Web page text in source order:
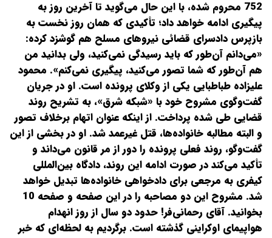
752 محروم شده، با این حال می‌گوید تا آخرین روز به
پیگیری ادامه خواهد داد؛ تأکیدی که همان روز نخست به
بازپرس دادسرای قضائی نیروهای مسلح هم گوشزد کرده:
«می‌دانم آن‌طور که باید رسیدگی نمی‌کنید، ولی بدانید من
هم آن‌طور که شما تصور می‌کنید، پیگیری نمی‌کنم». محمود
علیزاده طباطبایی یکی از وکلای پرونده است. او در جریان
گفت‌وگوی مشروح خود با «شبکه شرق»، به تشریح روند
قضایی طی شده پرداخت. از اینکه عنوان اتهام برخلاف تصور
و البته مطالبه خانواده‌ها، قتل غیرعمد شد. او در بخشی از این
گفت‌وگو، روند فعلی پرونده را دور از مر قانون می‌داند و
تأکید می‌کند در صورت ادامه این روند، دادگاه بین‌المللی
کیفری به مرجعی برای دادخواهی خانواده‌ها تبدیل خواهد
شد. مشروح این دو مصاحبه را در این صفحه و صفحه 10
بخوانید. آقای رحمانی‌فر! حدود دو سال از روز انهدام
هواپیمای اوکراینی گذشته است. برگردیم به لحظه‌ای که خبر